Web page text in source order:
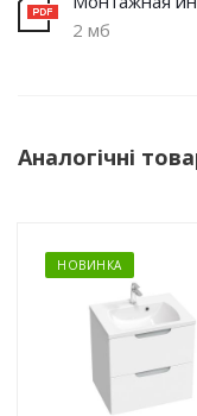
2 мб
Аналогічні
НОВИНКА